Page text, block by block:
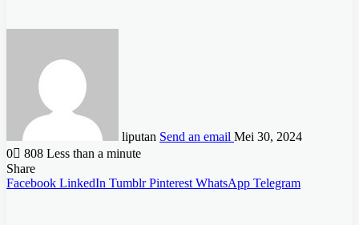
liputan Send an email Mei 30, 2024
0
808 Less than a minute
Share
Facebook LinkedIn Tumblr Pinterest WhatsApp Telegram